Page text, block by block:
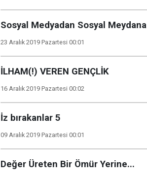
Sosyal Medyadan Sosyal Meydana
23 Aralık 2019 Pazartesi 00:01
İLHAM(!) VEREN GENÇLİK
16 Aralık 2019 Pazartesi 00:02
İz bırakanlar 5
09 Aralık 2019 Pazartesi 00:01
Değer Üreten Bir Ömür Yerine...